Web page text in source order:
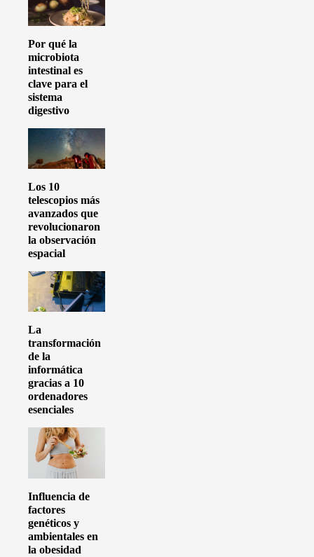
Por qué la
microbiota
intestinal es
clave para el
sistema
digestivo
Los 10
telescopios más
avanzados que
revolucionaron
la observación
espacial
La
transformación
de la
informática
gracias a 10
ordenadores
esenciales
Influencia de
factores
genéticos y
ambientales en
la obesidad